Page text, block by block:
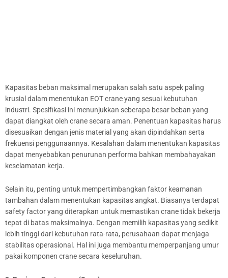
Kapasitas beban maksimal merupakan salah satu aspek paling
krusial dalam menentukan EOT crane yang sesuai kebutuhan
industri. Spesifikasi ini menunjukkan seberapa besar beban yang
dapat diangkat oleh crane secara aman. Penentuan kapasitas harus
disesuaikan dengan jenis material yang akan dipindahkan serta
frekuensi penggunaannya. Kesalahan dalam menentukan kapasitas
dapat menyebabkan penurunan performa bahkan membahayakan
keselamatan kerja.
Selain itu, penting untuk mempertimbangkan faktor keamanan
tambahan dalam menentukan kapasitas angkat. Biasanya terdapat
safety factor yang diterapkan untuk memastikan crane tidak bekerja
tepat di batas maksimalnya. Dengan memilih kapasitas yang sedikit
lebih tinggi dari kebutuhan rata-rata, perusahaan dapat menjaga
stabilitas operasional. Hal ini juga membantu memperpanjang umur
pakai komponen crane secara keseluruhan.